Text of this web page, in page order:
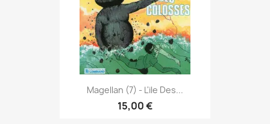
Magellan (7) - L'ile Des...
15,00 €